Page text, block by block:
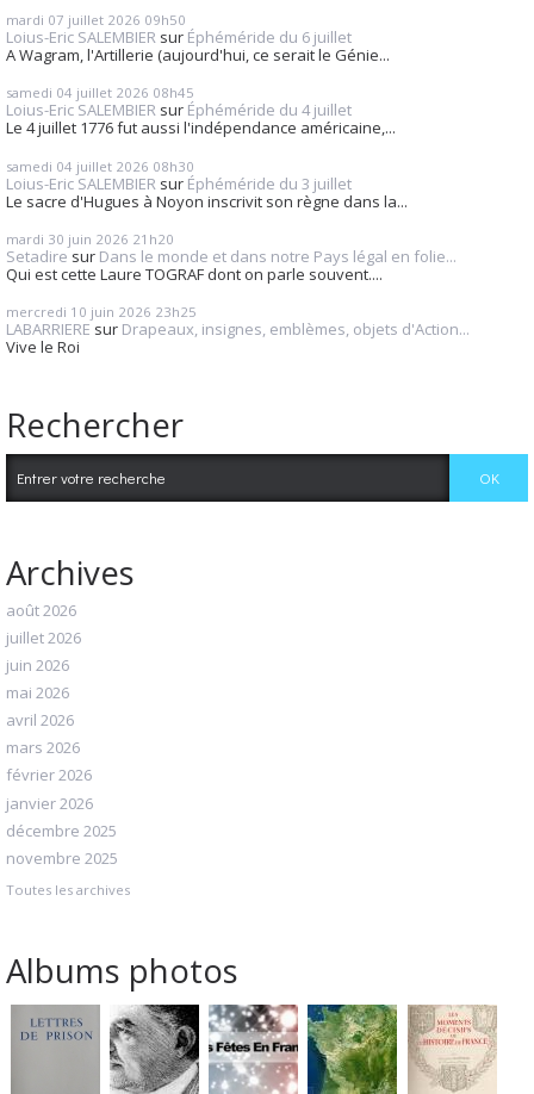
mardi 07 juillet 2026 09h50
Loius-Eric SALEMBIER sur Éphéméride du 6 juillet
A Wagram, l'Artillerie (aujourd'hui, ce serait le Génie...
samedi 04 juillet 2026 08h45
Loius-Eric SALEMBIER sur Éphéméride du 4 juillet
Le 4 juillet 1776 fut aussi l'indépendance américaine,...
samedi 04 juillet 2026 08h30
Loius-Eric SALEMBIER sur Éphéméride du 3 juillet
Le sacre d'Hugues à Noyon inscrivit son règne dans la...
mardi 30 juin 2026 21h20
Setadire sur Dans le monde et dans notre Pays légal en folie...
Qui est cette Laure TOGRAF dont on parle souvent....
mercredi 10 juin 2026 23h25
LABARRIERE sur Drapeaux, insignes, emblèmes, objets d'Action...
Vive le Roi
Rechercher
Archives
août 2026
juillet 2026
juin 2026
mai 2026
avril 2026
mars 2026
février 2026
janvier 2026
décembre 2025
novembre 2025
Toutes les archives
Albums photos